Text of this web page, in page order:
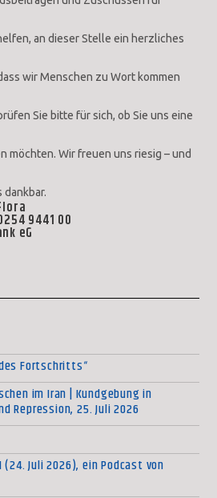
an dieser Stelle ein herzliches
wir Menschen zu Wort kommen
Sie bitte für sich, ob Sie uns eine
möchten. Wir freuen uns riesig – und
dankbar.
9441 00
eG
Fortschritts“
im Iran | Kundgebung in
Repression, 25. Juli 2026
(24. Juli 2026), ein Podcast von